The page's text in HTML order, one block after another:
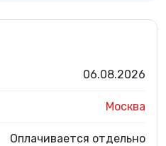
06.08.2026
Москва
Оплачивается отдельно